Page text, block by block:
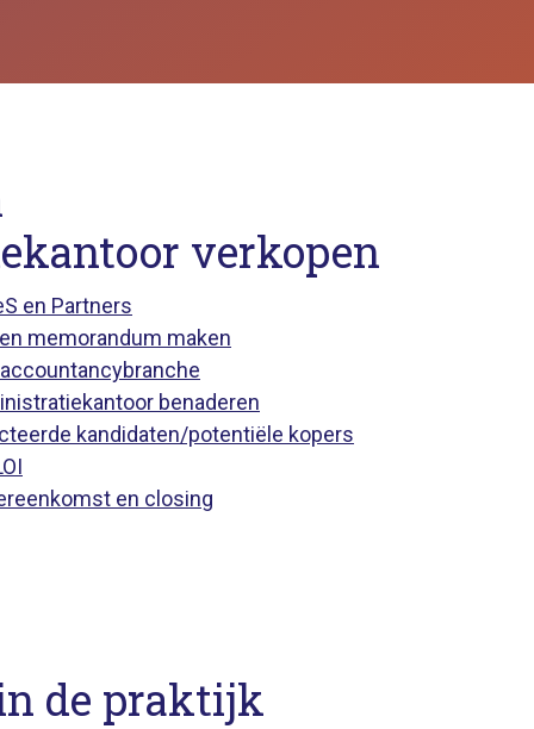
verkopen
en Partners
memorandum maken
benaderen
kandidaten/potentiële kopers
en closing
de praktijk